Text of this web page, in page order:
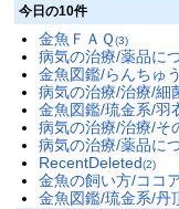
今日の10件
金魚ＦＡＱ(3)
病気の治療/薬品に
金魚図鑑/らんちゅ
病気の治療/治療/細
金魚図鑑/琉金系/羽
病気の治療/治療/そ
病気の治療/薬品に
RecentDeleted(2)
金魚の飼い方/ココ
金魚図鑑/琉金系/丹